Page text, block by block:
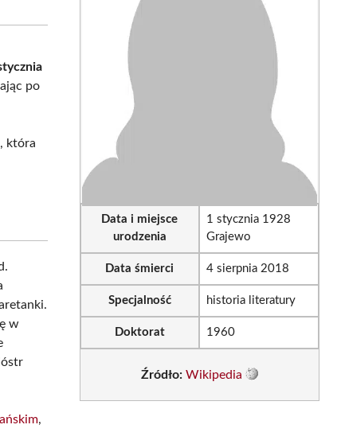
po
która
w
,
Data i miejsce
urodzenia
1 stycznia 1928
Grajewo
Data śmierci 4 sierpnia 2018
Specjalność historia literatury
Doktorat 1960
Źródło: Wikipedia